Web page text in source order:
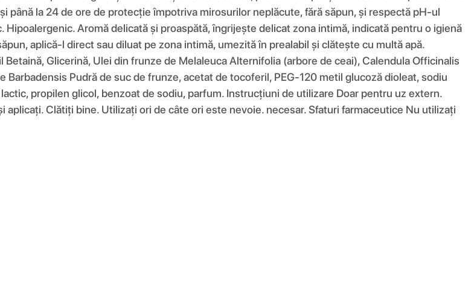
până la 24 de ore de protecție împotriva mirosurilor neplăcute, fără săpun, și respectă pH-ul
Aromă delicată și proaspătă, îngrijește delicat zona intimă, indicată pentru o igienă
aplică-l direct sau diluat pe zona intimă, umezită în prealabil și clătește cu multă apă.
Glicerină, Ulei din frunze de Melaleuca Alternifolia (arbore de ceai), Calendula Officinalis
Pudră de suc de frunze, acetat de tocoferil, PEG-120 metil glucoză dioleat, sodiu
propilen glicol, benzoat de sodiu, parfum. Instrucțiuni de utilizare Doar pentru uz extern.
Clătiți bine. Utilizați ori de câte ori este nevoie. necesar. Sfaturi farmaceutice Nu utilizați